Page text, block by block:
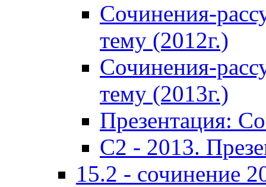
Сочинения-
тему (2012г.)
Сочинения-
тему (2013г.)
Презентация:
C2 - 2013.
15.2 - сочинение